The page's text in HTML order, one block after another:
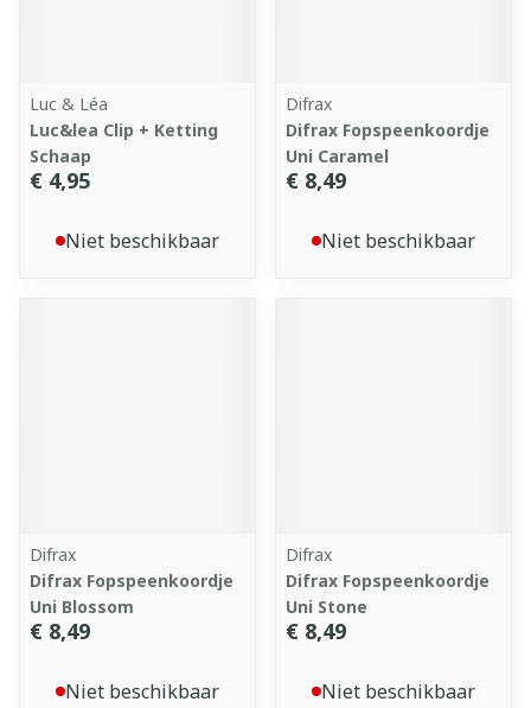
Luc & Léa
Luc&lea Clip + Ketting
Schaap
€ 4,95
Niet beschikbaar
Difrax
Difrax Fopspeenkoordje
Uni Caramel
€ 8,49
Niet beschikbaar
Difrax
Difrax Fopspeenkoordje
Uni Blossom
€ 8,49
Niet beschikbaar
Difrax
Difrax Fopspeenkoordje
Uni Stone
€ 8,49
Niet beschikbaar